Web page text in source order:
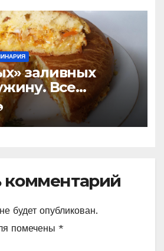
заливных
Все
и в духовку
чтобы не
Делюсь
комментарий
будет опубликован.
помечены *